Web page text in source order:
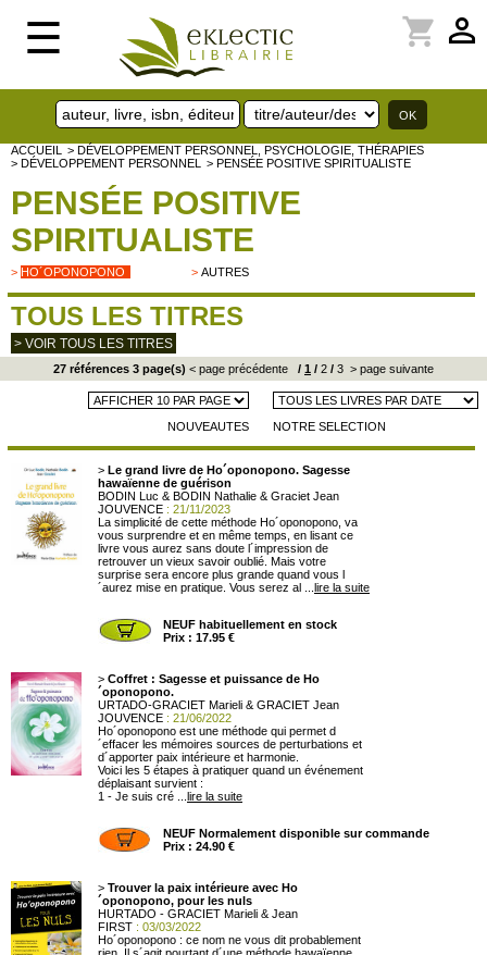
☰ perm_identity
shopping_cart
ACCUEIL
> DÉVELOPPEMENT PERSONNEL, PSYCHOLOGIE, THÉRAPIES
> DÉVELOPPEMENT PERSONNEL
> PENSÉE POSITIVE SPIRITUALISTE
PENSÉE POSITIVE
SPIRITUALISTE
> HO´OPONOPONO >AUTRES
TOUS LES TITRES
> VOIR TOUS LES TITRES
27 références 3 page(s) < page précédente / 1 / 2 / 3 > page suivante
NOUVEAUTES NOTRE SELECTION
> Le grand livre de Ho´oponopono. Sagesse
hawaïenne de guérison
BODIN Luc & BODIN Nathalie & Graciet Jean
JOUVENCE : 21/11/2023
La simplicité de cette méthode Ho´oponopono, va
vous surprendre et en même temps, en lisant ce
livre vous aurez sans doute l´impression de
retrouver un vieux savoir oublié. Mais votre
surprise sera encore plus grande quand vous l
´aurez mise en pratique. Vous serez al ... lire la suite
NEUF habituellement en stock
Prix : 17.95 €
> Coffret : Sagesse et puissance de Ho
´oponopono.
URTADO-GRACIET Marieli & GRACIET Jean
JOUVENCE : 21/06/2022
Ho´oponopono est une méthode qui permet d
´effacer les mémoires sources de perturbations et
d´apporter paix intérieure et harmonie.
Voici les 5 étapes à pratiquer quand un événement
déplaisant survient :
1 - Je suis cré ... lire la suite
NEUF Normalement disponible sur commande
Prix : 24.90 €
> Trouver la paix intérieure avec Ho
´oponopono, pour les nuls
HURTADO - GRACIET Marieli & Jean
FIRST : 03/03/2022
Ho´oponopono : ce nom ne vous dit probablement